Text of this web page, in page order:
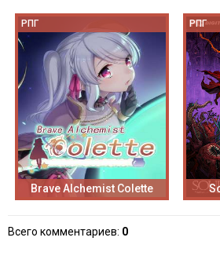
РПГ
Brave Alchemist Colette
РПГ
Всего комментариев: 0